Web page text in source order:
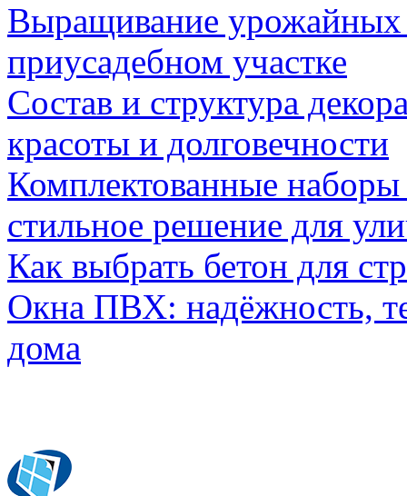
Выращивание урожайных
приусадебном участке
Состав и структура
красоты и долговечности
Комплектованные наборы
стильное решение для
Как выбрать бетон для
Окна ПВХ: надёжность,
дома